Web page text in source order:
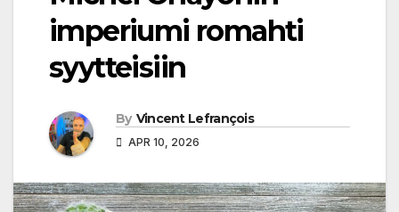
imperiumi romahti
syytteisiin
By Vincent Lefrançois
APR 10, 2026